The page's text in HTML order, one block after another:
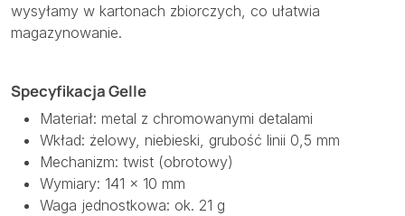
wysyłamy w kartonach zbiorczych, co ułatwia
magazynowanie.
Specyfikacja Gelle
Materiał: metal z chromowanymi detalami
Wkład: żelowy, niebieski, grubość linii 0,5 mm
Mechanizm: twist (obrotowy)
Wymiary: 141 × 10 mm
Waga jednostkowa: ok. 21 g